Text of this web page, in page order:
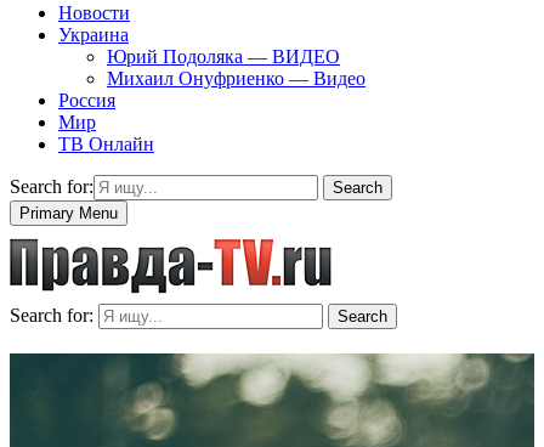
Новости
Украина
Юрий Подоляка — ВИДЕО
Михаил Онуфриенко — Видео
Россия
Мир
ТВ Онлайн
Search for:
Search
Primary Menu
Search for: Search